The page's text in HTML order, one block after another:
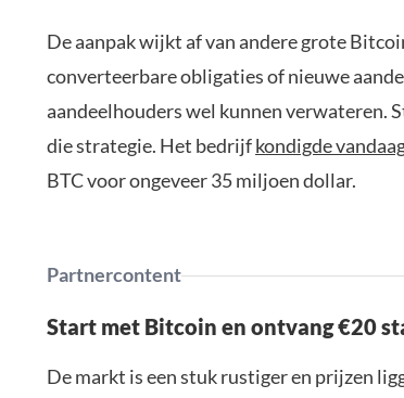
De aanpak wijkt af van andere grote
converteerbare obligaties of nieuwe
aandeelhouders wel kunnen verwateren.
die strategie. Het bedrijfkondigde
BTC voor ongeveer 35 miljoen dollar.
Partnercontent
Start met Bitcoin en ontvang €20
De markt is een stuk rustiger en prijzen